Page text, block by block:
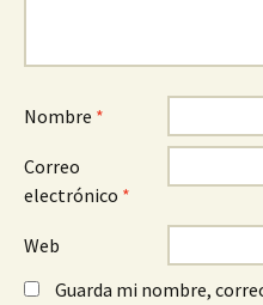
Nombre *
Correo
electrónico *
Web
Guarda mi nombre,